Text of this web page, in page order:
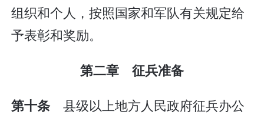
组织和个人，按照国家和军队有关规定给
予表彰和奖励。
第二章 征兵准备
第十条 县级以上地方人民政府征兵办公